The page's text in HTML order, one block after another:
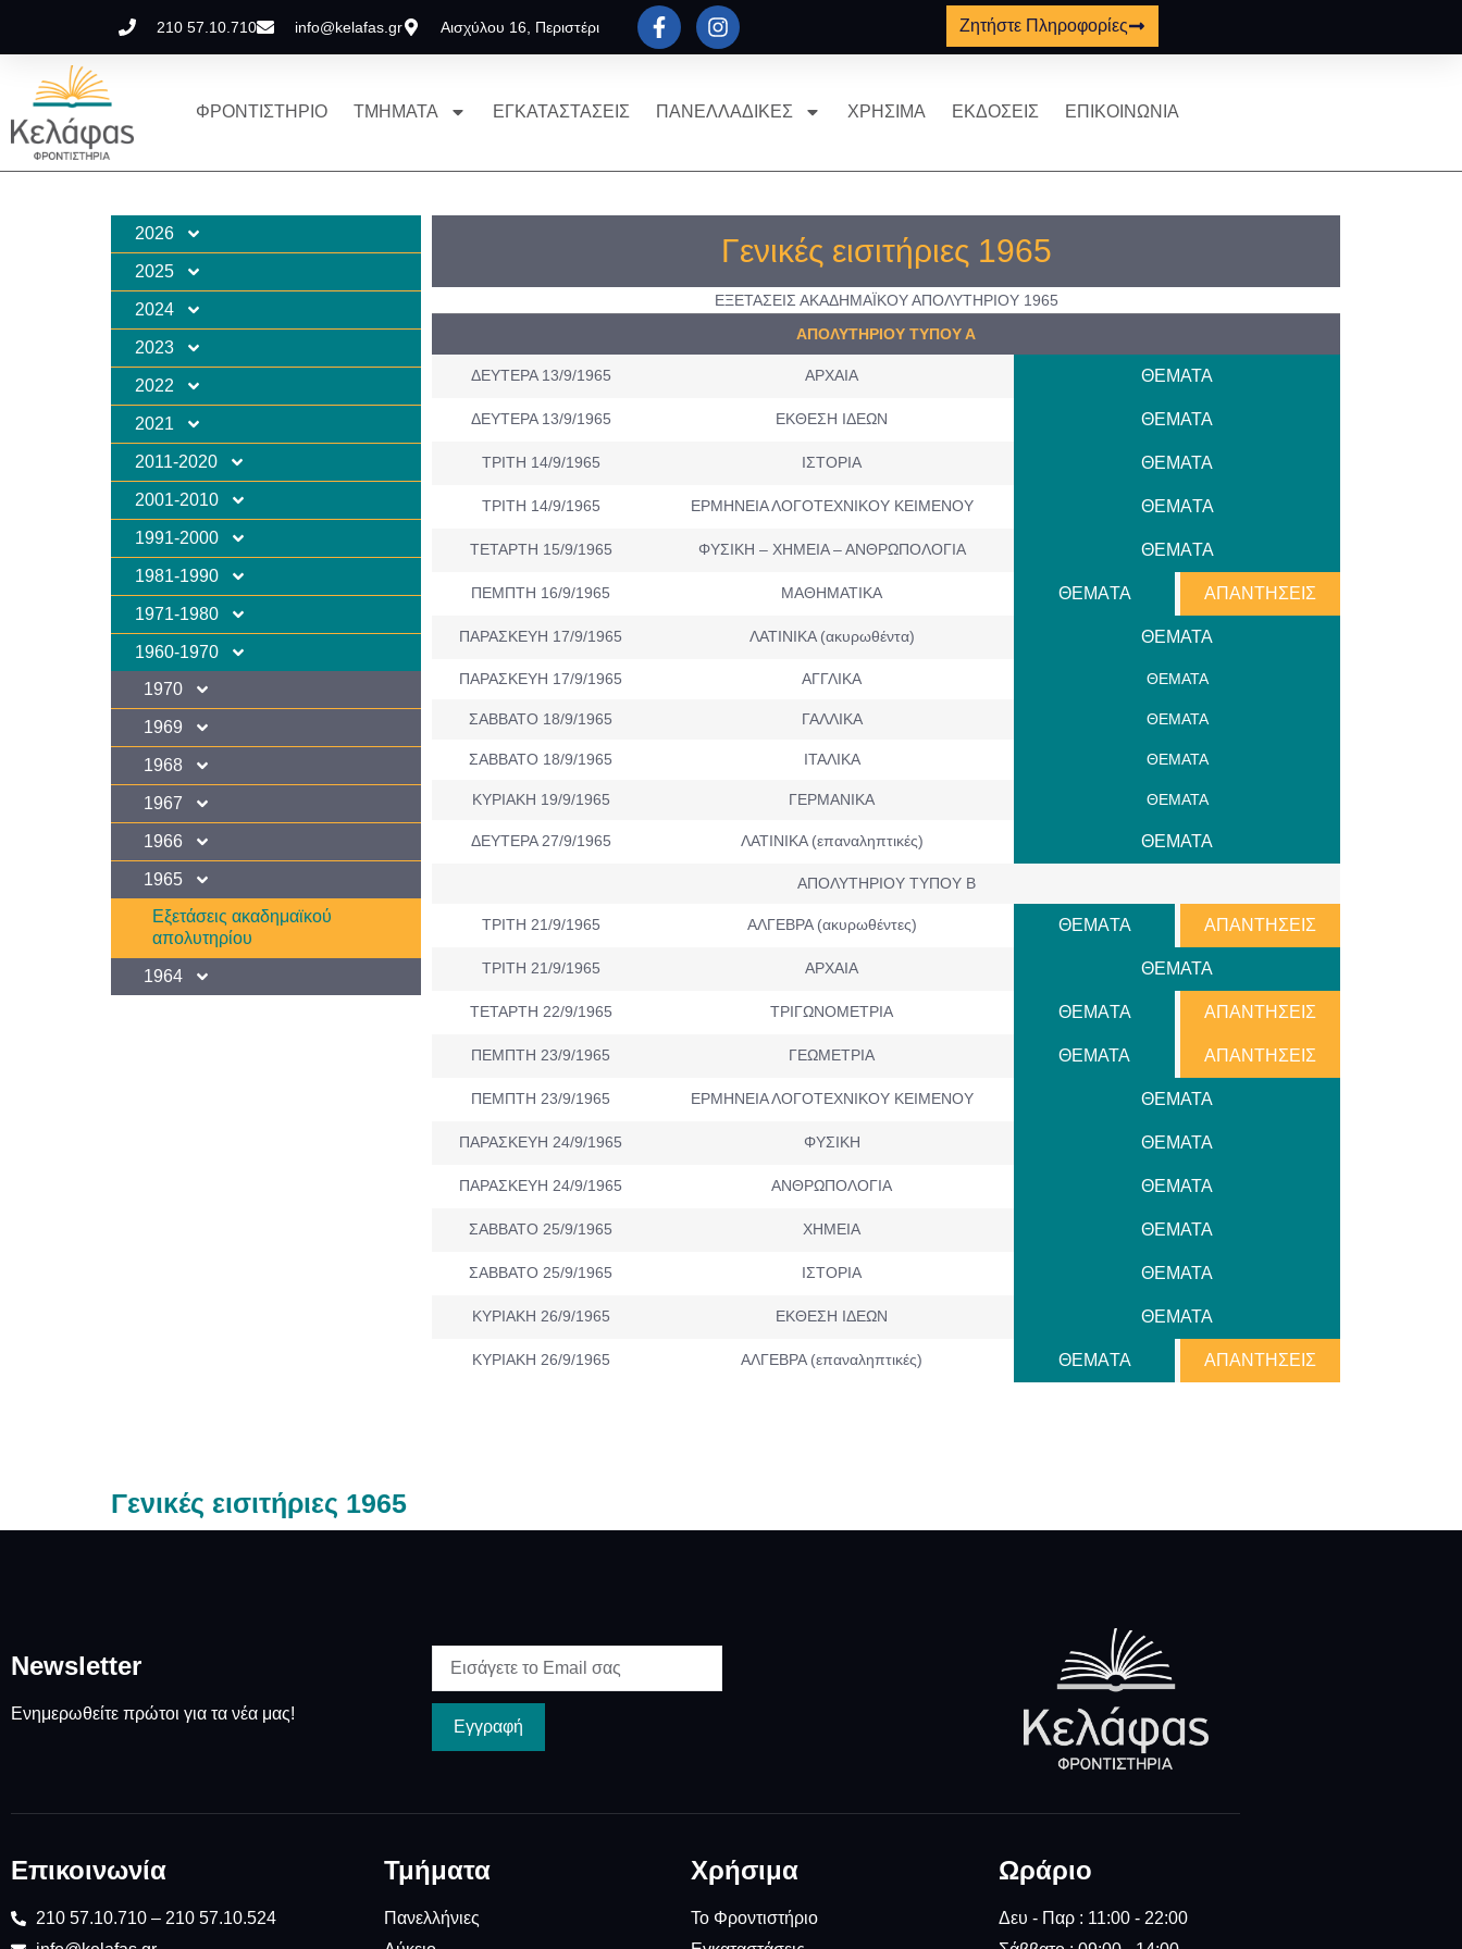
210 57.10.710 info@kelafas.gr Αισχύλου 16, Περιστέρι Ζητήστε Πληροφορίες
ΦΡΟΝΤΙΣΤΗΡΙΟ ΤΜΗΜΑΤΑ ΕΓΚΑΤΑΣΤΑΣΕΙΣ ΠΑΝΕΛΛΑΔΙΚΕΣ ΧΡΗΣΙΜΑ ΕΚΔΟΣΕΙΣ ΕΠΙΚΟΙΝΩΝΙΑ
2026
2025
2024
2023
2022
2021
2011-2020
2001-2010
1991-2000
1981-1990
1971-1980
1960-1970
1970
1969
1968
1967
1966
1965
Εξετάσεις ακαδημαϊκού
απολυτηρίου
1964
Γενικές εισιτήριες 1965
ΑΠΟΛΥΤΗΡΙΟΥ ΤΥΠΟΥ Α
ΕΞΕΤΑΣΕΙΣ ΑΚΑΔΗΜΑΪΚΟΥ ΑΠΟΛΥΤΗΡΙΟΥ 1965
ΔΕΥΤΕΡΑ 13/9/1965 ΑΡΧΑΙΑ ΘΕΜΑΤΑ
ΔΕΥΤΕΡΑ 13/9/1965 ΕΚΘΕΣΗ ΙΔΕΩΝ ΘΕΜΑΤΑ
ΤΡΙΤΗ 14/9/1965 ΙΣΤΟΡΙΑ ΘΕΜΑΤΑ
ΤΡΙΤΗ 14/9/1965 ΕΡΜΗΝΕΙΑ ΛΟΓΟΤΕΧΝΙΚΟΥ ΚΕΙΜΕΝΟΥ ΘΕΜAΤΑ
ΤΕΤΑΡΤΗ 15/9/1965 ΦΥΣΙΚΗ – ΧΗΜΕΙΑ – ΑΝΘΡΩΠΟΛΟΓΙΑ ΘΕΜAΤΑ
ΠΕΜΠΤΗ 16/9/1965 ΜΑΘΗΜΑΤΙΚΑ ΘΕΜAΤΑ ΑΠΑΝΤΗΣΕΙΣ
ΠΑΡΑΣΚΕΥΗ 17/9/1965 ΛΑΤΙΝΙΚΑ (ακυρωθέντα) ΘΕΜΑΤΑ
ΠΑΡΑΣΚΕΥΗ 17/9/1965 ΑΓΓΛΙΚΑ ΘΕΜΑΤΑ
ΣΑΒΒΑΤΟ 18/9/1965 ΓΑΛΛΙΚΑ ΘΕΜΑΤΑ
ΣΑΒΒΑΤΟ 18/9/1965 ΙΤΑΛΙΚΑ ΘΕΜΑΤΑ
ΚΥΡΙΑΚΗ 19/9/1965 ΓΕΡΜΑΝΙΚΑ ΘΕΜΑΤΑ
ΔΕΥΤΕΡΑ 27/9/1965 ΛΑΤΙΝΙΚΑ (επαναληπτικές) ΘΕΜΑΤΑ
ΑΠΟΛΥΤΗΡΙΟΥ ΤΥΠΟΥ Β
ΤΡΙΤΗ 21/9/1965 ΑΛΓΕΒΡΑ (ακυρωθέντες) ΘΕΜAΤΑ ΑΠΑΝΤΗΣΕΙΣ
ΤΡΙΤΗ 21/9/1965 ΑΡΧΑΙΑ ΘΕΜΑΤΑ
ΤΕΤΑΡΤΗ 22/9/1965 ΤΡΙΓΩΝΟΜΕΤΡΙΑ ΘΕΜAΤΑ ΑΠΑΝΤΗΣΕΙΣ
ΠΕΜΠΤΗ 23/9/1965 ΓΕΩΜΕΤΡΙΑ ΘΕΜΑΤΑ ΑΠΑΝΤΗΣΕΙΣ
ΠΕΜΠΤΗ 23/9/1965 ΕΡΜΗΝΕΙΑ ΛΟΓΟΤΕΧΝΙΚΟΥ ΚΕΙΜΕΝΟΥ ΘΕΜΑΤΑ
ΠΑΡΑΣΚΕΥΗ 24/9/1965 ΦΥΣΙΚΗ ΘΕΜΑΤΑ
ΠΑΡΑΣΚΕΥΗ 24/9/1965 ΑΝΘΡΩΠΟΛΟΓΙΑ ΘΕΜΑΤΑ
ΣΑΒΒΑΤΟ 25/9/1965 ΧΗΜΕΙΑ ΘΕΜΑΤΑ
ΣΑΒΒΑΤΟ 25/9/1965 ΙΣΤΟΡΙΑ ΘΕΜΑΤΑ
ΚΥΡΙΑΚΗ 26/9/1965 ΕΚΘΕΣΗ ΙΔΕΩΝ ΘΕΜΑΤΑ
ΚΥΡΙΑΚΗ 26/9/1965 ΑΛΓΕΒΡΑ (επαναληπτικές) ΘΕΜAΤΑ ΑΠΑΝΤΗΣΕΙΣ
Γενικές εισιτήριες 1965
Newsletter
Ενημερωθείτε πρώτοι για τα νέα μας!
Εγγραφή
Επικοινωνία
210 57.10.710 – 210 57.10.524
Τμήματα
Πανελλήνιες
Χρήσιμα
Το Φροντιστήριο
Ωράριο
Δευ - Παρ : 11:00 - 22:00